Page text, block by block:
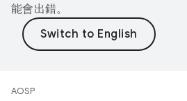
能會出錯。
AOSP